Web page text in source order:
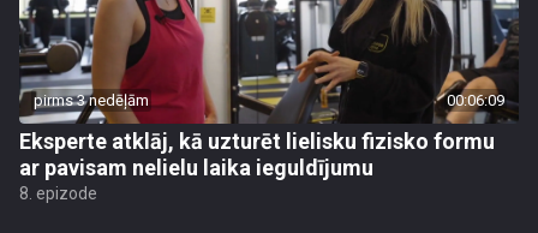
pirms 3 nedēļām 00:06:09
Eksperte atklāj, kā uzturēt lielisku fizisko formu
ar pavisam nelielu laika ieguldījumu
8. epizode